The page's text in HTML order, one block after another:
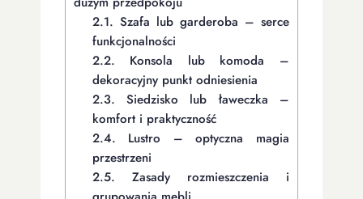
2.1. Szafa lub garderoba – serce
funkcjonalności
2.2. Konsola lub komoda –
dekoracyjny punkt odniesienia
2.3. Siedzisko lub ławeczka –
komfort i praktyczność
2.4. Lustro – optyczna magia
przestrzeni
2.5. Zasady rozmieszczenia i